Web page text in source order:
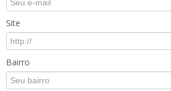
Site
Bairro